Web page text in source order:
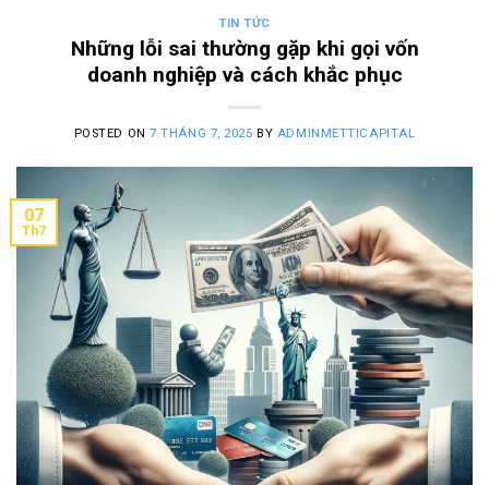
TIN TỨC
Những lỗi sai thường gặp khi gọi vốn
doanh nghiệp và cách khắc phục
POSTED ON7 THÁNG 7, 2025 BY ADMINMETTICAPITAL
07
Th7